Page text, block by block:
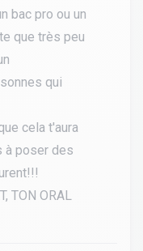
bac pro ou un
que très peu
qui
cela t'aura
à poser des
TON ORAL